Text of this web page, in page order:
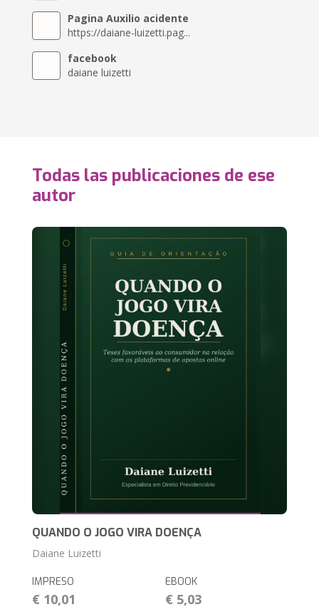
Pagina Auxilio acidente
https://daiane-luizetti.pag...
facebook
daiane luizetti
Todas las publicaciones de ese
autor
QUANDO O JOGO VIRA DOENÇA
Daiane Luizetti
IMPRESO
€ 10,01
EBOOK
€ 5,03